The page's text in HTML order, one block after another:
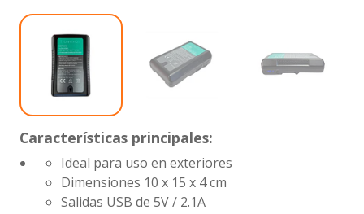
Características principales:
Ideal para uso en exteriores
Dimensiones 10 x 15 x 4 cm
Salidas USB de 5V / 2.1A